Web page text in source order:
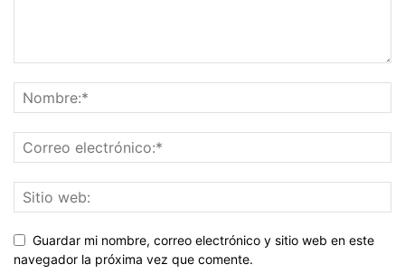
Guardar mi nombre, correo electrónico y sitio web en este
navegador la próxima vez que comente.